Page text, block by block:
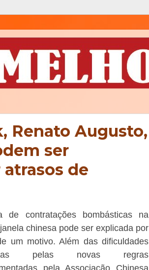
Renato Augusto,
ser
de
de contratações bombásticas na
chinesa pode ser explicada por
um motivo. Além das dificuldades
pelas novas regras
pela Associação Chinesa